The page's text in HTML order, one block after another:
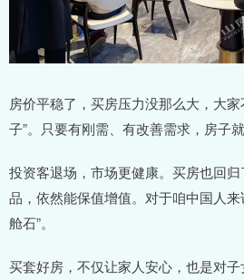
房价平稳了，买房压力没那么大，大
子”。只要有刚需、有改善需求，房子就
投资客退场，市场更健康。买房也回
品，依然能保值增值。对于咱中国人
舱石”。
买套好房，不仅让家人安心，也是对